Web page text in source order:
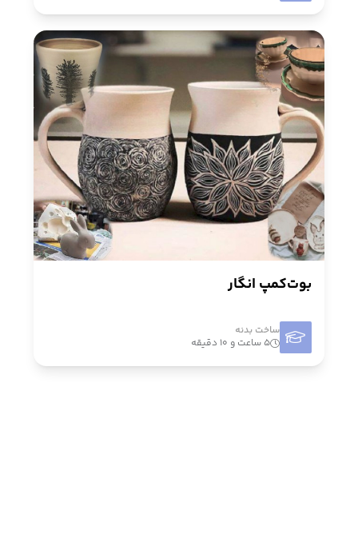
بوت‌کمپ انگار
ساخت بدنه
۵ ساعت و ۱۰ دقیقه